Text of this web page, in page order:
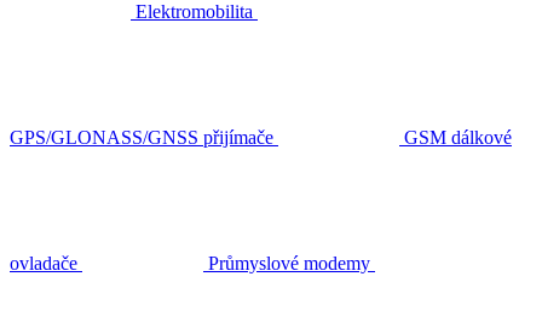
Elektromobilita
GPS/GLONASS/GNSS přijímače GSM dálkové
ovladače Průmyslové modemy